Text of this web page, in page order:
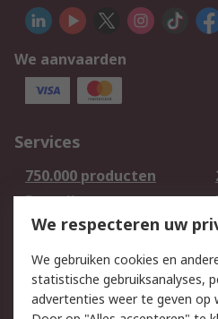
We aanvaarden
Services
750.000 producten
Bestellen
Retouren
Track & Trace
Wettelijk
We respecteren uw
We gebruiken cookies en
statistische gebruiksanalyses,
advertenties weer te geven op